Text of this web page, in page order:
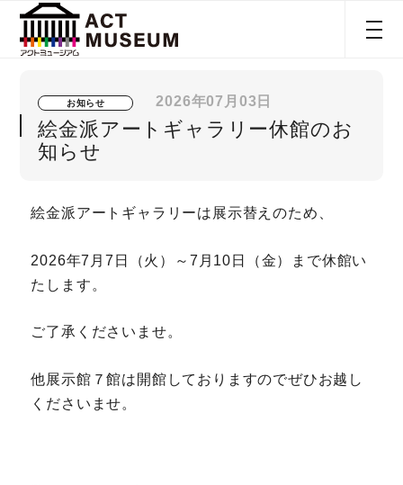
お知らせ 2026年07月03日
絵金派アートギャラリー休館のお
知らせ
絵金派アートギャラリーは展示替えのため、
2026年7月7日（火）～7月10日（金）まで休館い
たします。
ご了承くださいませ。
他展示館７館は開館しておりますのでぜひお越し
くださいませ。